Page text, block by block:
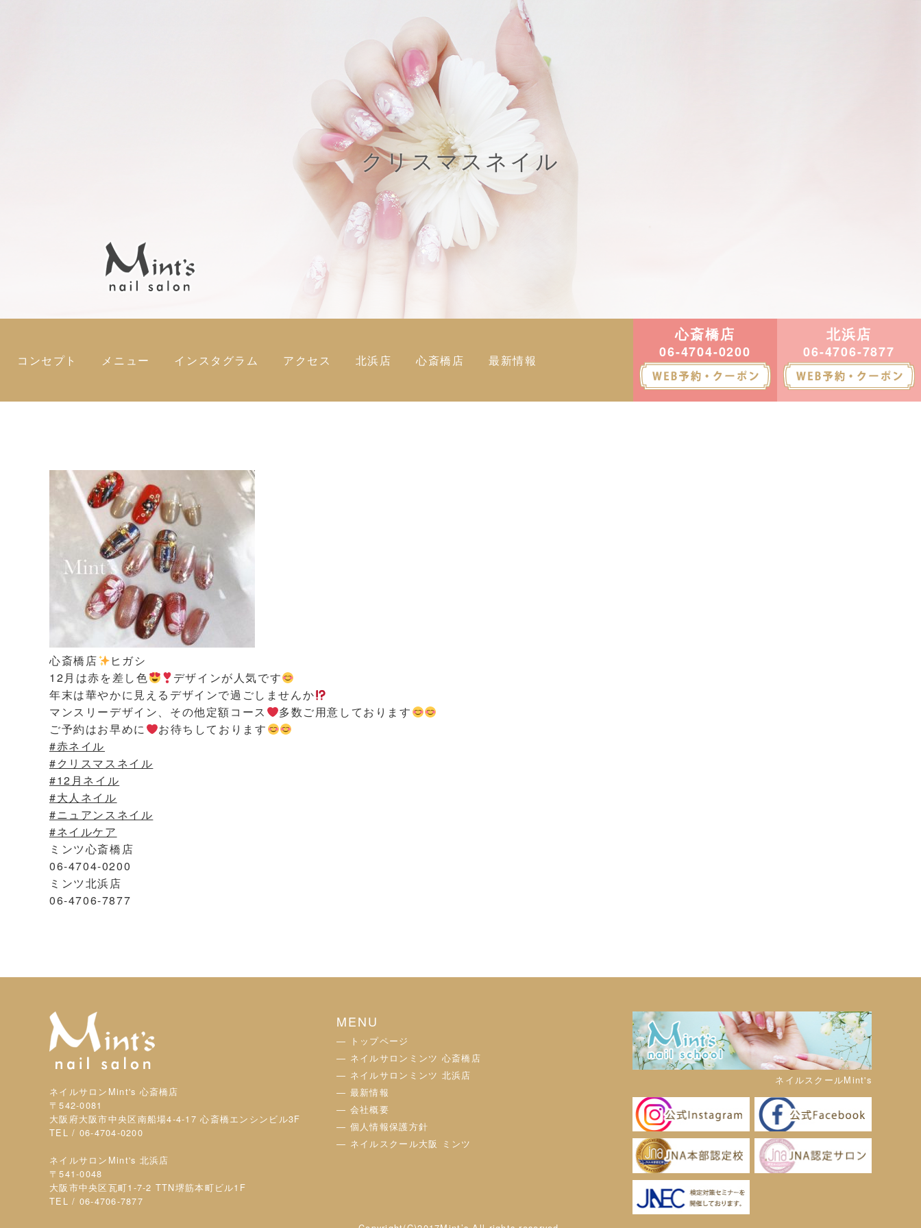
クリスマスネイル
コンセプト メニュー インスタグラム アクセス 北浜店 心斎橋店 最新情報
心斎橋店
06-4704-0200
北浜店
06-4706-7877
心斎橋店
ヒガシ
12月は赤を差し色
デザインが人気です
年末は華やかに見えるデザインで過ごしませんか
マンスリーデザイン、その他定額コース
多数ご用意しております
ご予約はお早めに
お待ちしております
#赤ネイル
#クリスマスネイル
#12月ネイル
#大人ネイル
#ニュアンスネイル
#ネイルケア
ミンツ心斎橋店
06-4704-0200
ミンツ北浜店
06-4706-7877
ネイルサロンMint's 心斎橋店
〒542-0081
大阪府大阪市中央区南船場4-4-17 心斎橋エンシンビル3F
TEL / 06-4704-0200
ネイルサロンMint's 北浜店
〒541-0048
大阪市中央区瓦町1-7-2 TTN堺筋本町ビル1F
TEL / 06-4706-7877
MENU
― トップページ
― ネイルサロンミンツ 心斎橋店
― ネイルサロンミンツ 北浜店
― 最新情報
― 会社概要
― 個人情報保護方針
― ネイルスクール大阪 ミンツ
ネイルスクールMint's